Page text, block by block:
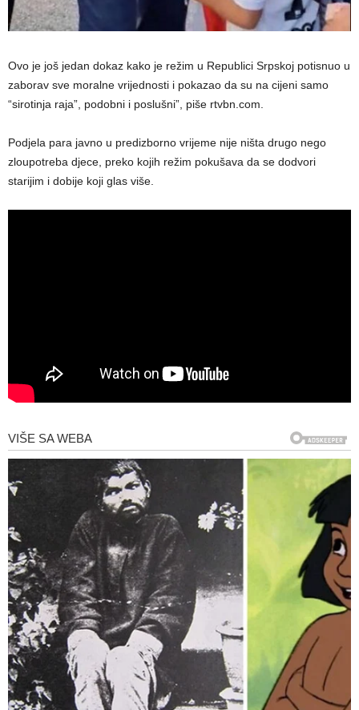
Ovo je još jedan dokaz kako je režim u Republici Srpskoj potisnuo u
zaborav sve moralne vrijednosti i pokazao da su na cijeni samo
“sirotinja raja”, podobni i poslušni”, piše rtvbn.com.
Podjela para javno u predizborno vrijeme nije ništa drugo nego
zloupotreba djece, preko kojih režim pokušava da se dodvori
starijim i dobije koji glas više.